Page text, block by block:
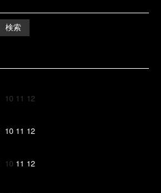
10 11 12
10 11 12
10 11 12